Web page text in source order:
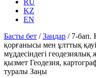
RU
KZ
EN
Басты бет /Заңдар / 7-бап.
қорғанысы мен ұлттық
мүддесіндегі
қызмет Геодезия,
туралы Заңы